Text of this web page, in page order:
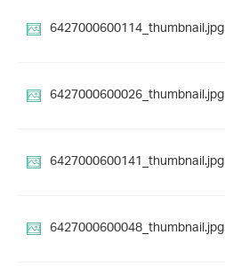
6427000600114_thumbnail.jpg
6427000600026_thumbnail.jpg
6427000600141_thumbnail.jpg
6427000600048_thumbnail.jpg